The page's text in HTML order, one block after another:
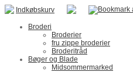
Indkøbskurv
Broderi
Broderier
fru zippe broderier
Broderitråd
Bøger og Blade
Midsommermarked